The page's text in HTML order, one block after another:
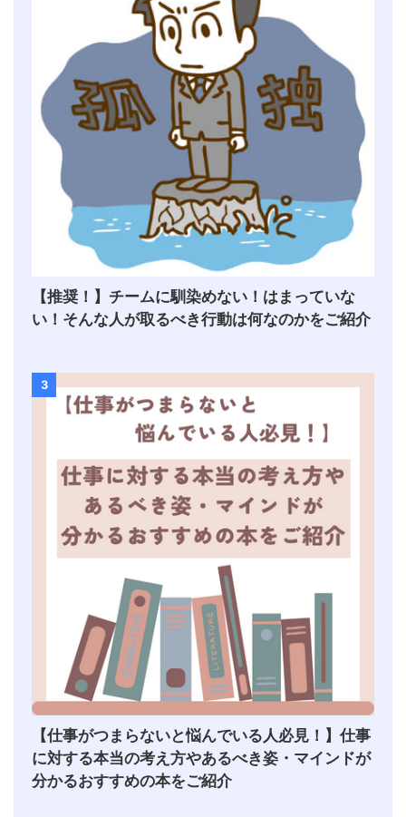
【推奨！】チームに馴染めない！はまっていな
い！そんな人が取るべき行動は何なのかをご紹介
3
【仕事がつまらないと悩んでいる人必見！】仕事
に対する本当の考え方やあるべき姿・マインドが
分かるおすすめの本をご紹介